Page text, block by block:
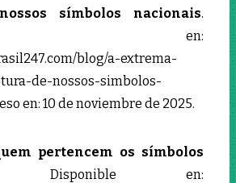
símbolos nacionais.
en:
blog/a-extrema-
de-nossos-simbolos-
en: 10 de noviembre de 2025.
pertencem os símbolos
en: